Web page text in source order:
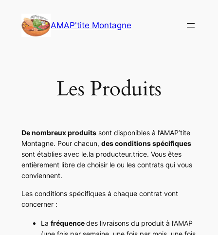
contenu
AMAP'tite Montagne
Les Produits
De nombreux produitssont disponibles à l’AMAP’tite
Montagne. Pour chacun, des conditions spécifiques
sont établies avec le.la producteur.trice. Vous êtes
entièrement libre de choisir le ou les contrats qui vous
conviennent.
Les conditions spécifiques à chaque contrat vont
concerner :
La fréquencedes livraisons du produit à l’AMAP